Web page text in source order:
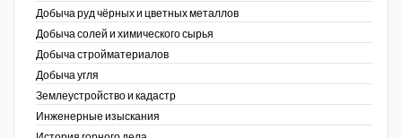
Добыча руд чёрных и цветных металлов
Добыча солей и химического сырья
Добыча стройматериалов
Добыча угля
Землеустройство и кадастр
Инженерные изыскания
PWC